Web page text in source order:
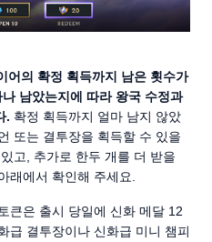
어의 확정 획득까지 남은 횟수가
남았는지에 따라 왕국 수정과
. 확정 획득까지 얼마 남지 않았
또는 결투장을 획득할 수 있을
고, 추가로 한두 개를 더 받을
래에서 확인해 주세요.
큰은 출시 당일에 신화 메달 12
급 결투장이나 신화급 미니 챔피